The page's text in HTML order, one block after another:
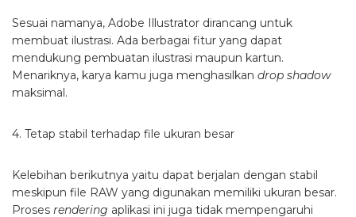
Sesuai namanya, Adobe Illustrator dirancang untuk
membuat ilustrasi. Ada berbagai fitur yang dapat
mendukung pembuatan ilustrasi maupun kartun.
Menariknya, karya kamu juga menghasilkan drop shadow
maksimal.
4. Tetap stabil terhadap file ukuran besar
Kelebihan berikutnya yaitu dapat berjalan dengan stabil
meskipun file RAW yang digunakan memiliki ukuran besar.
Proses rendering aplikasi ini juga tidak mempengaruhi